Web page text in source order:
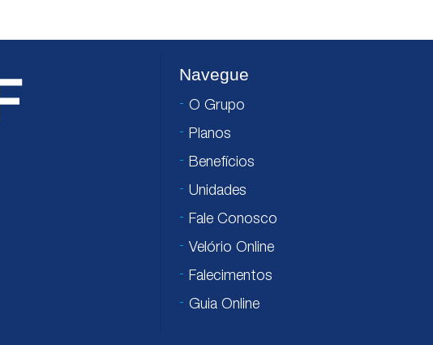
Navegue
O Grupo
Planos
Benefícios
Unidades
Fale Conosco
Velório Online
Falecimentos
Guia Online